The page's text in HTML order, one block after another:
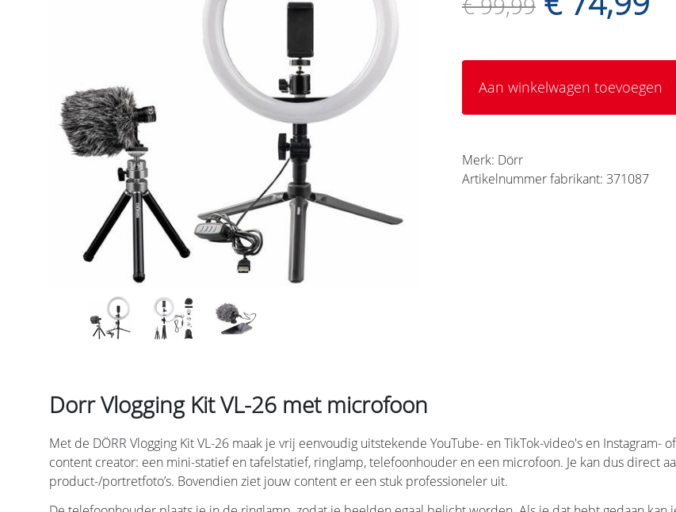
Aan winkelwagen toevoegen
Merk: Dörr
Artikelnummer fabrikant: 371087
Dorr Vlogging Kit VL-26 met microfoon
Met de DÖRR Vlogging Kit VL-26 maak je vrij eenvoudig uitstekende YouTube- en TikTok-video's en
content creator: een mini-statief en tafelstatief, ringlamp, telefoonhouder en een microfoon. Je kan dus direct
product-/portretfoto’s. Bovendien ziet jouw content er een stuk professioneler uit.